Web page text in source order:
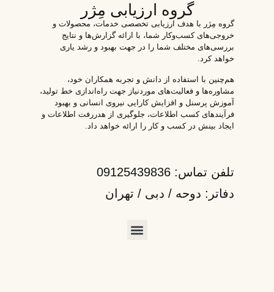
گروه ارزیابی مِژر
گروه مِژر با هدف ارزیابی تخصصی خدمات، محصولات و
خروجی‌های کسب‌وکار شما، با ارائه گزارش‌ها و نتایج
بررسی‌های مختلف شما را در جهت بهبود و رشد یاری
خواهد کرد.
هم‌چنین با استفاده از دانش و تجربه همکاران خود،
مشاوره‌ها و فعالیت‌های موردنیاز جهت راه‌اندازی خط تولید،
آموزش پرسنل و افزایش کارایی نیروی انسانی و بهبود
فرآیندهای کسب اطلاعات، جلوگیری از هدررفت اطلاعات و
ایجاد بینش در کسب و کار را ارائه خواهد داد.
تلفن تماس: 09125439836
دفاتر: دوحه / دبی / تهران